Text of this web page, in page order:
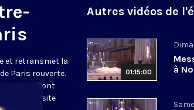
et retransmet la
Paris rouverte.
la messe sont
le site
Autres vidéos de
01:15:00
à